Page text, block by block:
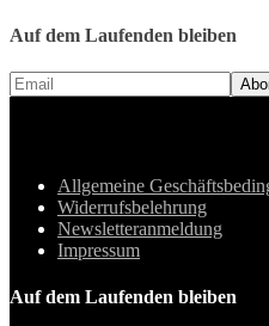
Auf dem Laufenden bleiben
Allgemeine
Widerrufsbelehrung
Newsletteranmeldung
Impressum
Auf dem Laufenden bleiben